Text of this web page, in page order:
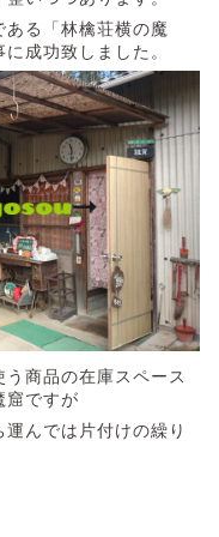
る「林檎荘横の魔
成功致しました。
商品の在庫スペース
窟ですが
んでは片付けの繰り